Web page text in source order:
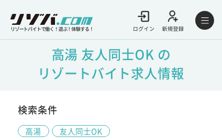
リゾートバイトで働く！遊ぶ！体験する！ ログイン 新規登録
高湯 友人同士OK の
リゾートバイト求人情報
検索条件
高湯 友人同士OK